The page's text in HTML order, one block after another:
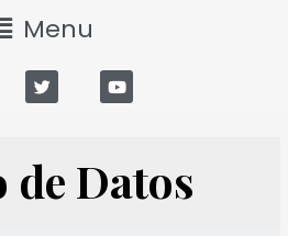
Menu
Datos